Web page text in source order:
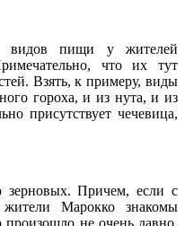
видов пищи у жителей
что их тут
Взять, к примеру, виды
гороха, и из нута, и из
присутствует чечевица,
зерновых. Причем, если с
Марокко знакомы
произошло не очень давно,